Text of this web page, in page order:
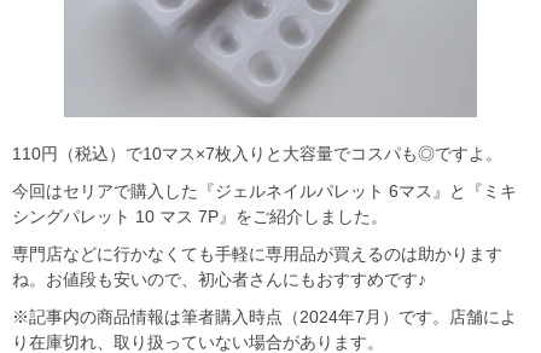
110円（税込）で10マス×7枚入りと大容量でコスパも◎ですよ。
今回はセリアで購入した『ジェルネイルパレット 6マス』と『ミキ
シングパレット 10 マス 7P』をご紹介しました。
専門店などに行かなくても手軽に専用品が買えるのは助かります
ね。お値段も安いので、初心者さんにもおすすめです♪
※記事内の商品情報は筆者購入時点（2024年7月）です。店舗によ
り在庫切れ、取り扱っていない場合があります。